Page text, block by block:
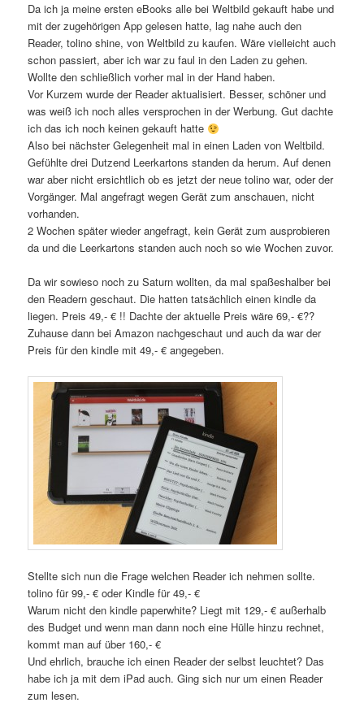
Da ich ja meine ersten eBooks alle bei Weltbild gekauft habe und
mit der zugehörigen App gelesen hatte, lag nahe auch den
Reader, tolino shine, von Weltbild zu kaufen. Wäre vielleicht auch
schon passiert, aber ich war zu faul in den Laden zu gehen.
Wollte den schließlich vorher mal in der Hand haben.
Vor Kurzem wurde der Reader aktualisiert. Besser, schöner und
was weiß ich noch alles versprochen in der Werbung. Gut dachte
ich das ich noch keinen gekauft hatte
Also bei nächster Gelegenheit mal in einen Laden von Weltbild.
Gefühlte drei Dutzend Leerkartons standen da herum. Auf denen
war aber nicht ersichtlich ob es jetzt der neue tolino war, oder der
Vorgänger. Mal angefragt wegen Gerät zum anschauen, nicht
vorhanden.
2 Wochen später wieder angefragt, kein Gerät zum ausprobieren
da und die Leerkartons standen auch noch so wie Wochen zuvor.
Da wir sowieso noch zu Saturn wollten, da mal spaßeshalber bei
den Readern geschaut. Die hatten tatsächlich einen kindle da
liegen. Preis 49,- € !! Dachte der aktuelle Preis wäre 69,- €??
Zuhause dann bei Amazon nachgeschaut und auch da war der
Preis für den kindle mit 49,- € angegeben.
Stellte sich nun die Frage welchen Reader ich nehmen sollte.
tolino für 99,- € oder Kindle für 49,- €
Warum nicht den kindle paperwhite? Liegt mit 129,- € außerhalb
des Budget und wenn man dann noch eine Hülle hinzu rechnet,
kommt man auf über 160,- €
Und ehrlich, brauche ich einen Reader der selbst leuchtet? Das
habe ich ja mit dem iPad auch. Ging sich nur um einen Reader
zum lesen.